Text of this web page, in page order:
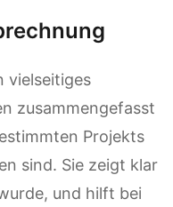
vielseitiges
zusammengefasst
Projekts
sind. Sie zeigt klar
und hilft bei